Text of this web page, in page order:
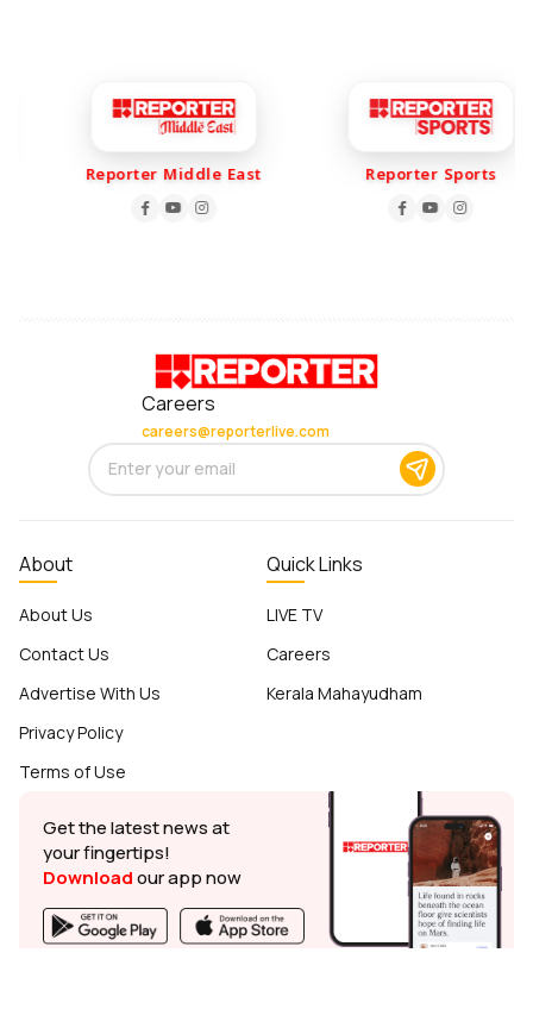
Reporter Middle East Reporter Sports
Careers
careers@reporterlive.com
About
About Us
Contact Us
Advertise With Us
Privacy Policy
Terms of Use
Quick Links
LIVE TV
Careers
Kerala Mahayudham
Get the latest news at
your fingertips!
Downloadour app now